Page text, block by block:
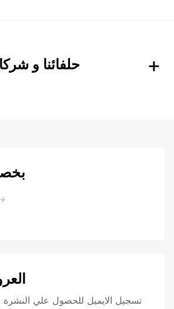
حلفائنا و
تسجيل الايميل للحصول علي